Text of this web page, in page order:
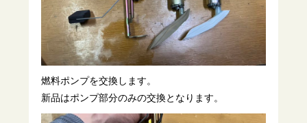
燃料ポンプを交換します。
新品はポンプ部分のみの交換となります。